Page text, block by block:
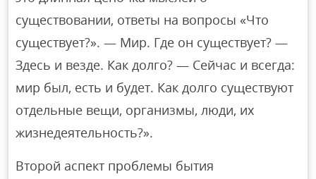
существовании, ответы на вопросы «Что
существует?». — Мир. Где он существует? —
Здесь и везде. Как долго? — Сейчас и всегда:
мир был, есть и будет. Как долго существуют
отдельные вещи, организмы, люди, их
жизнедеятельность?».
Второй аспект проблемы бытия